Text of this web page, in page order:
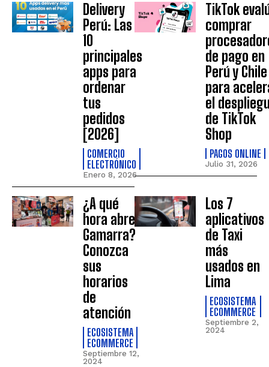
Delivery
Perú: Las
10
principales
apps para
ordenar
tus
pedidos
[2026]
COMERCIO
ELECTRÓNICO
Enero 8, 2026
TikTok
comprar
de pago en
Perú y Chile
para
el
de TikTok
Shop
PAGOS ONLINE
Julio 31, 2026
¿A qué
hora abre
Gamarra?
Conozca
sus
horarios
de
atención
ECOSISTEMA
ECOMMERCE
Septiembre 12,
2024
Los 7
aplicativos
de Taxi
más
usados en
Lima
ECOSISTEMA
ECOMMERCE
Septiembre 2,
2024